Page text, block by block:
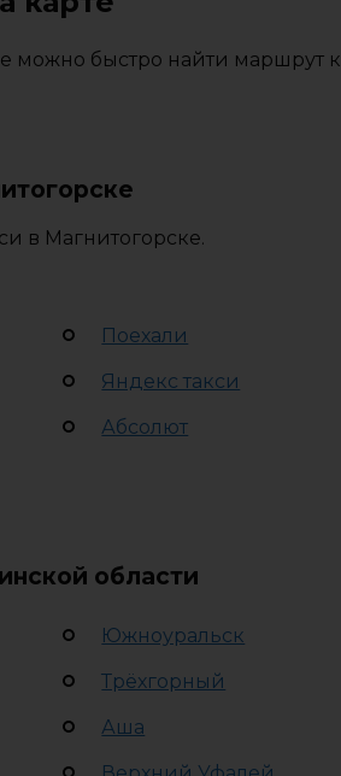
можно быстро найти маршрут к
в Магнитогорске.
Поехали
Яндекс такси
Абсолют
области
Южноуральск
Трёхгорный
Аша